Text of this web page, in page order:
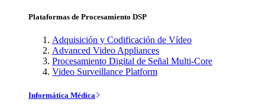
Plataformas de Procesamiento DSP
Adquisición y Codificación de Vídeo
Advanced Video Appliances
Procesamiento Digital de Señal Multi-Core
Video Surveillance Platform
Informática Médica